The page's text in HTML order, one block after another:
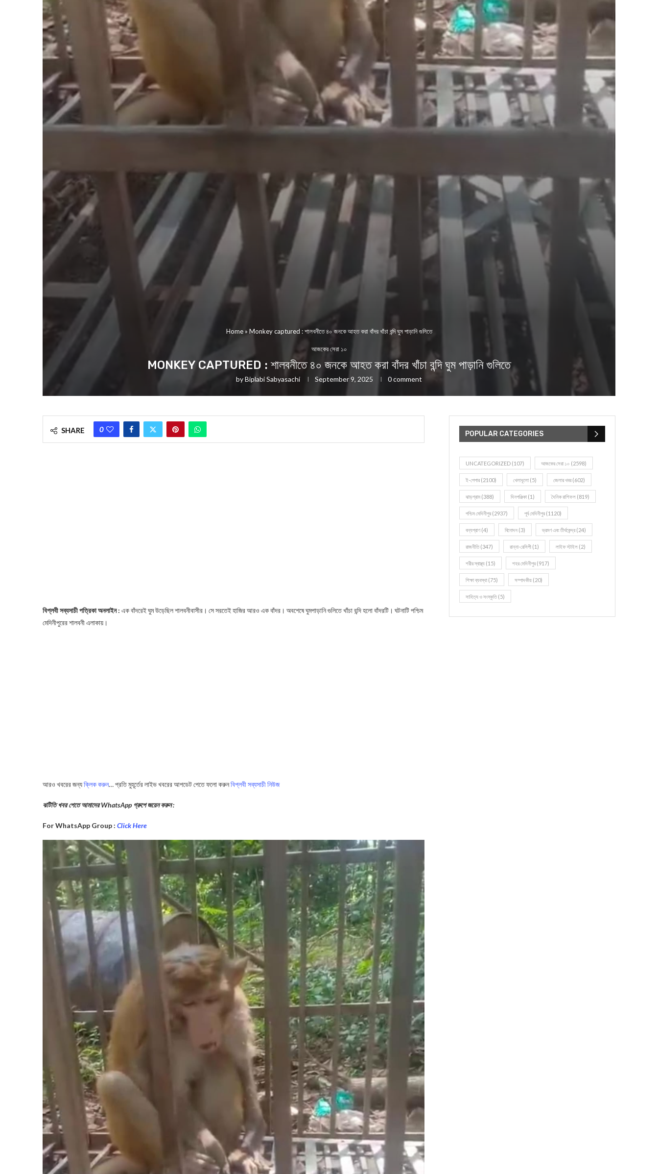
Home» Monkey captured : শালবনীতে ৪০ জনকে আহত করা বাঁদর খাঁচা বন্দি ঘুম পাড়ানি গুলিতে
আজকের সেরা ১০
MONKEY CAPTURED : শালবনীতে ৪০ জনকে আহত করা বাঁদর খাঁচা বন্দি ঘুম পাড়ানি গুলিতে
byBiplabi Sabyasachi September 9, 2025 0 comment
SHARE 0
বিপ্লবী সব্যসাচী পত্রিকা অনলাইন : এক বাঁদরেই ঘুম উড়েছিল শালবনীবাসীর। সে সরতেই হাজির আরও এক বাঁদর। অবশেষে ঘুমপাড়ানি গুলিতে খাঁচা বন্দি হলো বাঁদরটি। ঘটনাটি পশ্চিম
মেদিনীপুরের শালবনী এলাকায়।
আরও খবরের জন্যক্লিক করুন… প্রতি মুহূর্তের লাইভ খবরের আপডেট পেতে ফলো করুনবিপ্লবী সব্যসাচী নিউজ
ঝটিতি খবর পেতে আমাদের WhatsApp গ্রুপে জয়েন করুন :
For WhatsApp Group : Click Here
POPULAR CATEGORIES
UNCATEGORIZED (107) আজকের সেরা ১০ (2598)
ই-পেপার (2100) খেলাধূলো (5) জেলার খবর (602)
ঝাড়গ্রাম (388) দিনপঞ্জিকা (1) দৈনিক রাশিফল (819)
পশ্চিম মেদিনীপুর (2937) পূর্ব মেদিনীপুর (1120)
বন্যপ্রাণ (4) বিনোদন (3) ভ্রমণ এবং তীর্থকেন্দ্র (24)
রাজনীতি(347) রান্না-রেসিপী (1) লাইফ স্টাইল (2)
শরীর স্বাস্থ্য (15) শহর মেদিনীপুর (917)
শিক্ষা ব্যবস্থা (75) সম্পাদকীয় (20)
সাহিত্য ও সংস্কৃতি(5)